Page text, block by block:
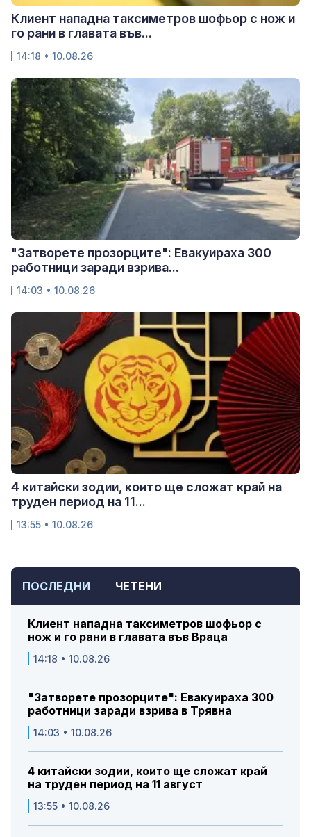
ПОСЛЕДНИ ЧЕТЕНИ
Клиент нападна таксиметров шофьор с
нож и го рани в главата във Враца
14:18 • 10.08.26
"Затворете прозорците": Евакуираха 300
работници заради взрива в Трявна
14:03 • 10.08.26
4 китайски зодии, които ще сложат край
на труден период на 11 август
13:55 • 10.08.26
Клиент нападна таксиметров шофьор с нож и
го рани в главата във...
14:18 • 10.08.26
"Затворете прозорците": Евакуираха 300
работници заради взрива...
14:03 • 10.08.26
4 китайски зодии, които ще сложат край на
труден период на 11...
13:55 • 10.08.26